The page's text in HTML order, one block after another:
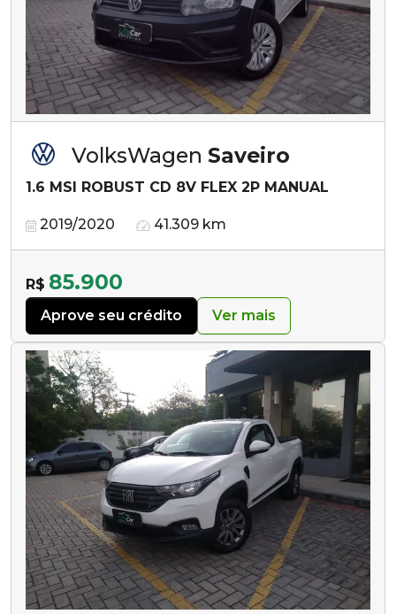
VolksWagen Saveiro
1.6 MSI ROBUST CD 8V FLEX 2P MANUAL
2019/2020 41.309 km
R$ 85.900
Aprove seu crédito Ver mais